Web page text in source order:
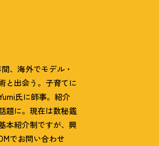
、海外でモデル・
と出会う。子育てに
氏に師事。紹介
題に。現在は数秘鑑
本紹介制ですが、興
でお問い合わせ